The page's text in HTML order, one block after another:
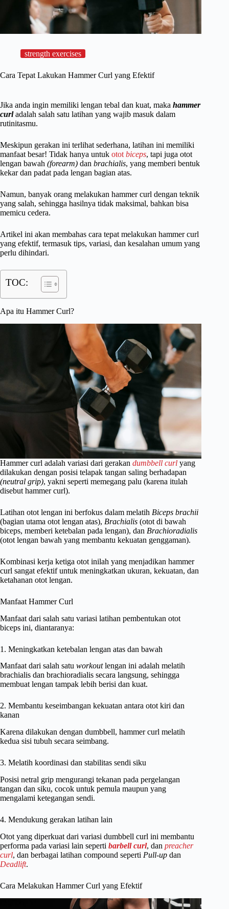
strength exercises
Cara Tepat Lakukan Hammer Curl yang Efektif
Jika anda ingin memiliki lengan tebal dan kuat, maka hammer
curl adalah salah satu latihan yang wajib masuk dalam
rutinitasmu.
Meskipun gerakan ini terlihat sederhana, latihan ini memiliki
manfaat besar! Tidak hanya untuk otot biceps, tapi juga otot
lengan bawah (forearm) dan brachialis, yang memberi bentuk
kekar dan padat pada lengan bagian atas.
Namun, banyak orang melakukan hammer curl dengan teknik
yang salah, sehingga hasilnya tidak maksimal, bahkan bisa
memicu cedera.
Artikel ini akan membahas cara tepat melakukan hammer curl
yang efektif, termasuk tips, variasi, dan kesalahan umum yang
perlu dihindari.
TOC:
Apa itu Hammer Curl?
Hammer curl adalah variasi dari gerakan dumbbell curl yang
dilakukan dengan posisi telapak tangan saling berhadapan
(neutral grip), yakni seperti memegang palu (karena itulah
disebut hammer curl).
Latihan otot lengan ini berfokus dalam melatih Biceps brachii
(bagian utama otot lengan atas), Brachialis (otot di bawah
biceps, memberi ketebalan pada lengan), dan Brachioradialis
(otot lengan bawah yang membantu kekuatan genggaman).
Kombinasi kerja ketiga otot inilah yang menjadikan hammer
curl sangat efektif untuk meningkatkan ukuran, kekuatan, dan
ketahanan otot lengan.
Manfaat Hammer Curl
Manfaat dari salah satu variasi latihan pembentukan otot
biceps ini, diantaranya:
1. Meningkatkan ketebalan lengan atas dan bawah
Manfaat dari salah satu workoutlengan ini adalah melatih
brachialis dan brachioradialis secara langsung, sehingga
membuat lengan tampak lebih berisi dan kuat.
2. Membantu keseimbangan kekuatan antara otot kiri dan
kanan
Karena dilakukan dengan dumbbell, hammer curl melatih
kedua sisi tubuh secara seimbang.
3. Melatih koordinasi dan stabilitas sendi siku
Posisi netral grip mengurangi tekanan pada pergelangan
tangan dan siku, cocok untuk pemula maupun yang
mengalami ketegangan sendi.
4. Mendukung gerakan latihan lain
Otot yang diperkuat dari variasi dumbbell curl ini membantu
performa pada variasi lain seperti barbell curl, dan preacher
curl, dan berbagai latihan compound seperti Pull-up dan
Deadlift.
Cara Melakukan Hammer Curl yang Efektif